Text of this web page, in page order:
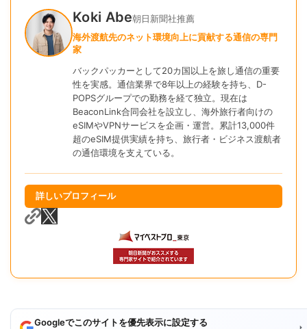
Koki Abe朝日新聞社推薦
海外渡航先のネット環境向上に貢献する通信の専門
家
バックパッカーとして20カ国以上を旅し通信の重要
性を実感。通信業界で8年以上の経験を持ち、D-
POPSグループでの勤務を経て独立。現在は
BeaconLink合同会社を設立し、海外旅行者向けの
eSIMやVPNサービスを企画・運営。累計13,000件
超のeSIM提供実績を持ち、旅行者・ビジネス渡航者
の通信環境を支えている。
詳しいプロフィール
Googleでこのサイトを優先表示に設定する